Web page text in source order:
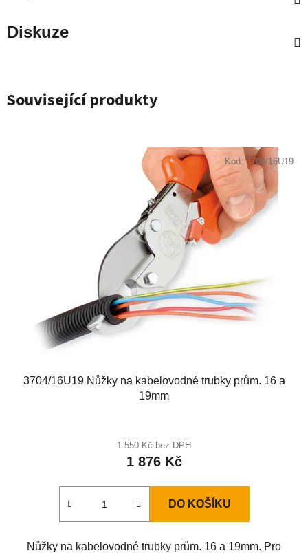
Diskuze
Související produkty
3704/16U19 Nůžky na kabelovodné trubky prům. 16 a
19mm
1 550 Kč bez DPH
1 876 Kč
DO KOŠÍKU
Nůžky na kabelovodné trubky prům. 16 a 19mm. Pro
Kód:3704/16U19